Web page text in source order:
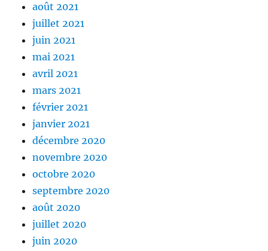
août 2021
juillet 2021
juin 2021
mai 2021
avril 2021
mars 2021
février 2021
janvier 2021
décembre 2020
novembre 2020
octobre 2020
septembre 2020
août 2020
juillet 2020
juin 2020